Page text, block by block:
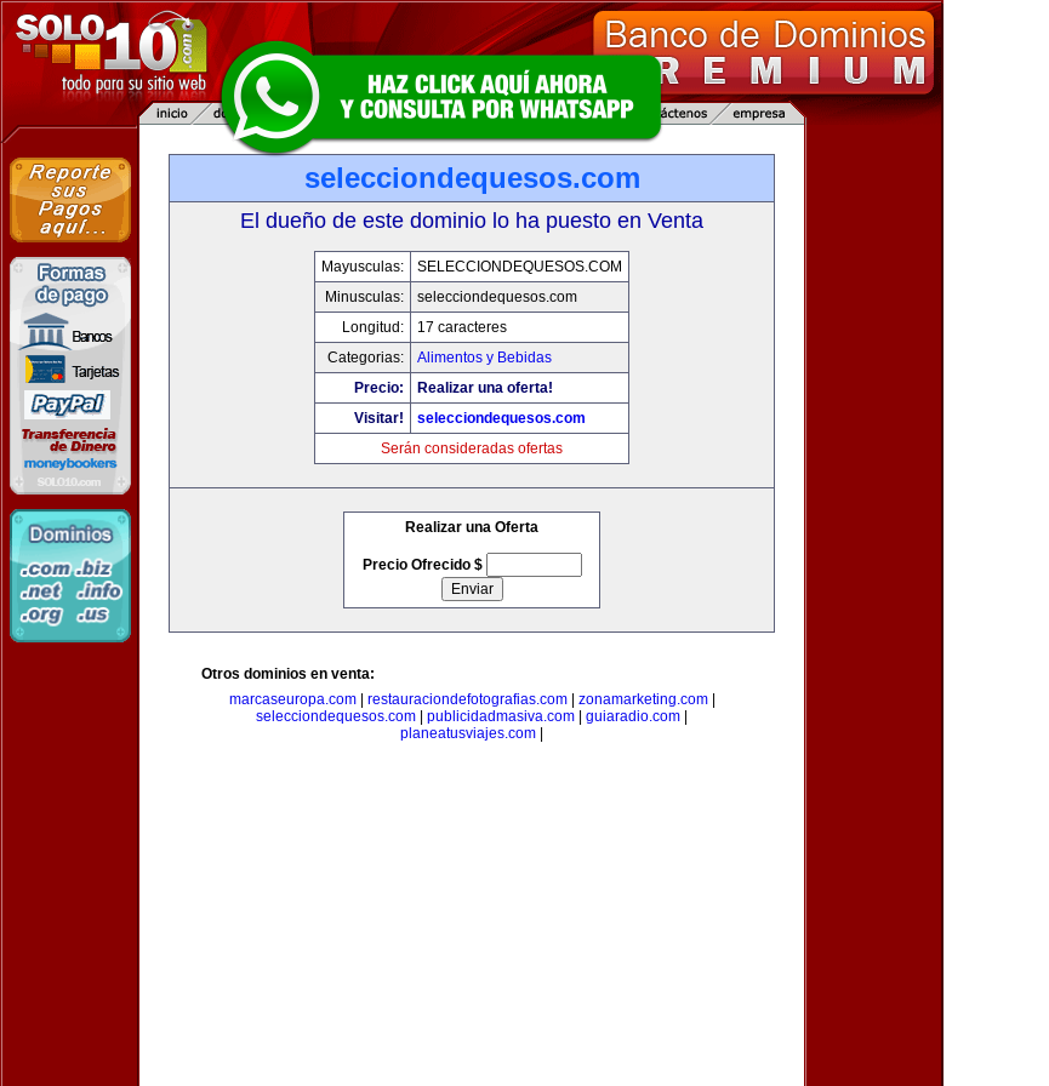
selecciondequesos.com
El dueño de este dominio lo ha puesto en Venta
Mayusculas:
SELECCIONDEQUESOS.COM
Minusculas:
selecciondequesos.com
Longitud:
17 caracteres
Categorias:
Alimentos y Bebidas
Precio:
Realizar una oferta!
Visitar!
selecciondequesos.com
Serán consideradas ofertas
Realizar una Oferta
Precio Ofrecido $
Otros dominios en venta:
marcaseuropa.com| restauraciondefotografias.com| zonamarketing.com|
selecciondequesos.com
publicidadmasiva.com guiaradio.com
planeatusviajes.com